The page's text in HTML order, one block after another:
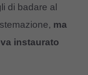
di badare al
ma
instaurato